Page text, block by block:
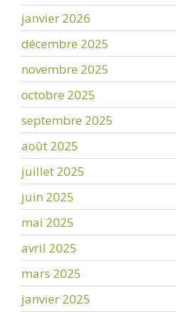
janvier 2026
décembre 2025
novembre 2025
octobre 2025
septembre 2025
août 2025
juillet 2025
juin 2025
mai 2025
avril 2025
mars 2025
janvier 2025